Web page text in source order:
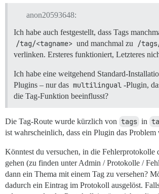
anon20593648:
Ich habe auch festgestellt, dass Tags
/tag/<tagname> und manchmal zu /
verlinken. Ersteres funktioniert, Letzteres
Ich habe eine weitgehend Standard-
Plugins – nur das multilingual -Plugin,
die Tag-Funktion beeinflusst?
Die Tag-Route wurde kürzlich von tags in
ist wahrscheinlich, dass ein Plugin das Problem
Könntest du versuchen, in die Fehlerprotokolle
gehen (zu finden unter Admin / Protokolle /
dann ein Thema mit einem Tag zu versehen?
dadurch ein Eintrag im Protokoll ausgelöst.